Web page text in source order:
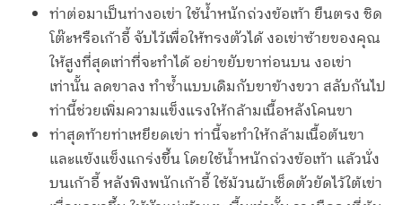
ท่าต่อมาเป็นท่างอเข่า ใช้น้ำหนักถ่วงข้อเท้า ยืนตรง ชิด
โต๊ะหรือเก้าอี้ จับไว้เพื่อให้ทรงตัวได้ งอเข่าซ้ายของคุณ
ให้สูงที่สุดเท่าที่จะทำได้ อย่าขยับขาท่อนบน งอเข่า
เท่านั้น ลดขาลง ทำซ้ำแบบเดิมกับขาข้างขวา สลับกันไป
ท่านี้ช่วยเพิ่มความแข็งแรงให้กล้ามเนื้อหลังโคนขา
ท่าสุดท้ายท่าเหยียดเข่า ท่านี้จะทำให้กล้ามเนื้อต้นขา
และแข้งแข็งแกร่งขึ้น โดยใช้น้ำหนักถ่วงข้อเท้า แล้วนั่ง
บนเก้าอี้ หลังพิงพนักเก้าอี้ ใช้ม้วนผ้าเช็ดตัวยัดไว้ใต้เข่า